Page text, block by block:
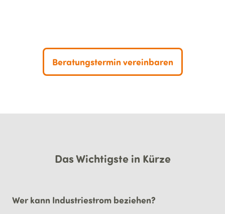
Beratungstermin vereinbaren
Das Wichtigste in Kürze
Wer kann Industriestrom beziehen?